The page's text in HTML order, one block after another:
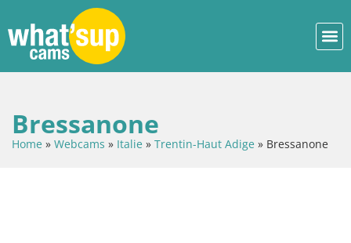
Bressanone
Home » Webcams » Italie » Trentin-Haut Adige » Bressanone